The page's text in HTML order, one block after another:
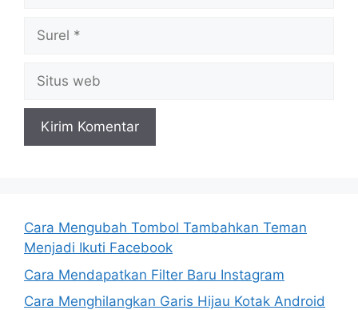
Surel
Situs
web
Cara Mengubah Tombol Tambahkan Teman
Menjadi Ikuti Facebook
Cara Mendapatkan Filter Baru Instagram
Cara Menghilangkan Garis Hijau Kotak Android